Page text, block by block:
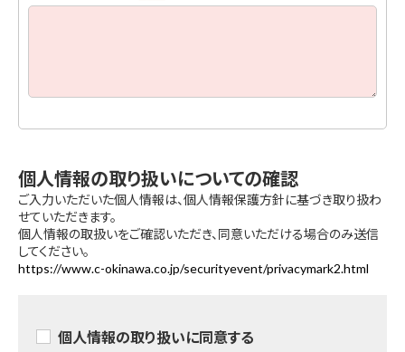
個人情報の取り扱いについての確認
ご入力いただいた個人情報は、個人情報保護方針に基づき取り扱わ
せていただきます。
個人情報の取扱いをご確認いただき、同意いただける場合のみ送信
してください。
https://www.c-okinawa.co.jp/securityevent/privacymark2.html
個人情報の取り扱いに同意する